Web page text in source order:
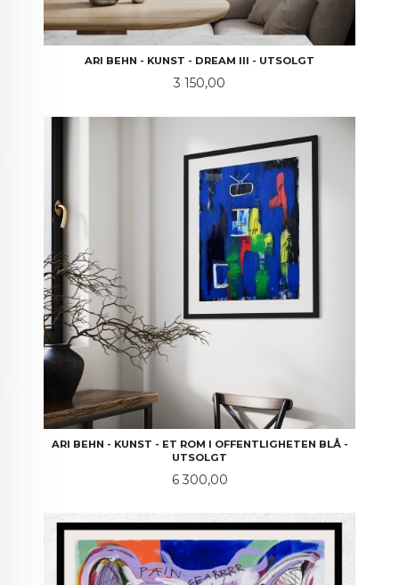
ARI BEHN - KUNST - DREAM III - UTSOLGT
Pris
3 150,00
ARI BEHN - KUNST - ET ROM I OFFENTLIGHETEN BLÅ -
UTSOLGT
Pris
6 300,00